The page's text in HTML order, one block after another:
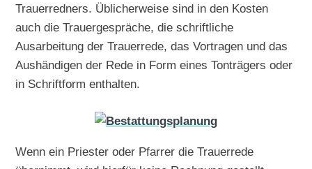
Trauerredners. Üblicherweise sind in den Kosten
auch die Trauergespräche, die schriftliche
Ausarbeitung der Trauerrede, das Vortragen und das
Aushändigen der Rede in Form eines Tonträgers oder
in Schriftform enthalten.
Wenn ein Priester oder Pfarrer die Trauerrede